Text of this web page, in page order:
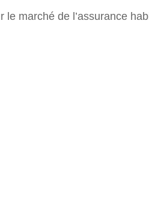
marché de l’assurance